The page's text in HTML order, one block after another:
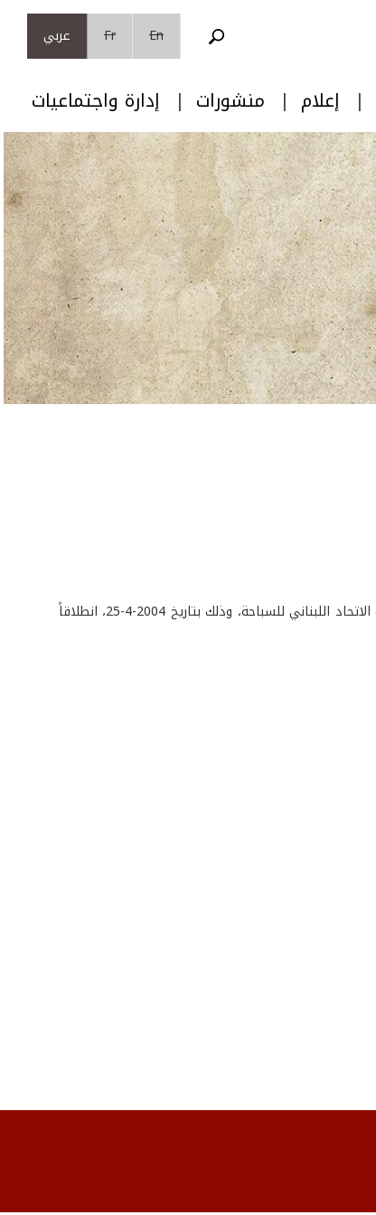
En
Fr عربي
إعلام منشورات إدارة واجتماعيات
شارك فريق منتخب الجيش في سباق السباحة الذي نظمه نادي الجزيرة الرياضي تحت اشراف الاتحاد اللبناني للسباحة، وذلك بتاريخ 2004-4-25، انطلاقاً